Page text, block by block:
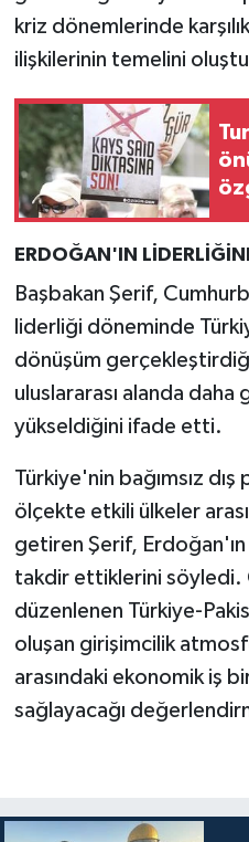
kriz dönemlerinde
ilişkilerinin temelini
ERDOĞAN'IN
Başbakan Şerif,
liderliği döneminde
dönüşüm
uluslararası alanda
yükseldiğini ifade etti.
Türkiye'nin bağımsız dış
ölçekte etkili ülkeler
getiren Şerif,
takdir ettiklerini söyledi.
düzenlenen Türkiye-
oluşan girişimcilik
arasındaki ekonomik iş
sağlayacağı